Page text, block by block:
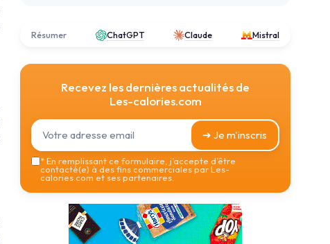
Résumer ChatGPT Claude Mistral
Recevez les dernières actualités de
Les-calories.com
➔ Je m'inscris
*En remplissant ce formulaire, j’accepte d’être
contacté(e) à des fins commerciales par Les-
calories.com et ses partenaires.